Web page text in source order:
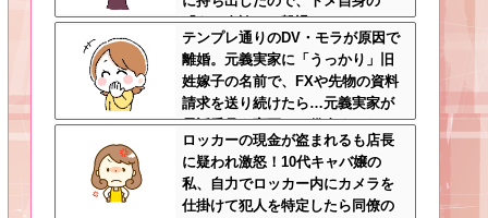
「あの自論」で撃退したったｗｗ
←矛盾だらけのトメにブーメラン
刺さりまくり
テンプレ通りのDV・モラが原因で
離婚。元義実家に「うっかり」旧
姓嫁子の名前で、FXや先物の資料
請求を送り続けたら…元義実家が
電話番号を変更し、借金まみれに
なっていた話ｗｗｗｗｗ
ロッカーの現金が盗まれるも店長
に疑われ激怒！10代キャバ嬢の
私、自力でロッカー内にカメラを
仕掛けて犯人を特定したら同僚の